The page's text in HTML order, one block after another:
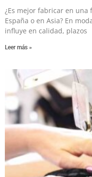
¿Es mejor fabricar en
España o en Asia? En
influye en calidad, plazos
Leer más »